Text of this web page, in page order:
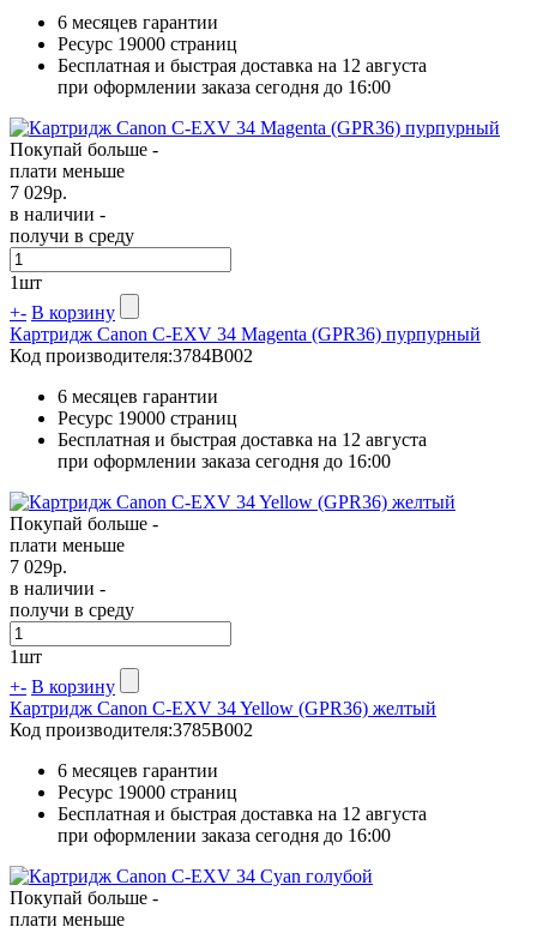
6 месяцев гарантии
Ресурс 19000 страниц
Бесплатная и быстрая доставка на 12 августа
при оформлении заказа сегодня до 16:00
Покупай больше -
плати меньше
7 029р.
в наличии -
получи в среду
1шт
+- В корзину
Картридж Canon C-EXV 34 Magenta (GPR36) пурпурный
Код производителя:3784B002
6 месяцев гарантии
Ресурс 19000 страниц
Бесплатная и быстрая доставка на 12 августа
при оформлении заказа сегодня до 16:00
Покупай больше -
плати меньше
7 029р.
в наличии -
получи в среду
1шт
+- В корзину
Картридж Canon C-EXV 34 Yellow (GPR36) желтый
Код производителя:3785B002
6 месяцев гарантии
Ресурс 19000 страниц
Бесплатная и быстрая доставка на 12 августа
при оформлении заказа сегодня до 16:00
Покупай больше -
плати меньше